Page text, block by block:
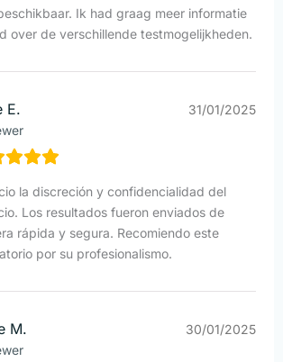
Ik had graag meer informatie
over de verschillende testmogelijkheden.
E. 31/01/2025
la discreción y confidencialidad del
Los resultados fueron enviados de
rápida y segura. Recomiendo este
por su profesionalismo.
M. 30/01/2025